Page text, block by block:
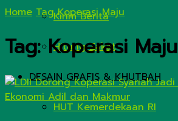
Kirim Berita
Hitung Zakat
DESAIN GRAFIS & KHUTBAH
HUT Kemerdekaan RI
Home Tag Koperasi Maju
Tag:Koperasi Maju